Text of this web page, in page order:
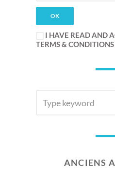
I HAVE READ AND
TERMS & CONDITIONS
FOR:
ANCIENS